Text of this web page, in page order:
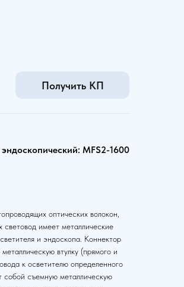
Получить КП
MFS2-1600
оптических волокон,
световод имеет металлические
и эндоскопа. Коннектор
втулку (прямого и
к осветителю определенного
собой съемную металлическую